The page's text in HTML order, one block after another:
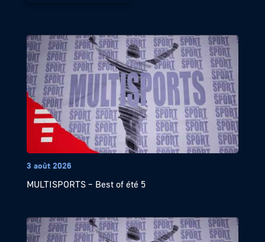
3 août 2026
MULTISPORTS – Best of été 5